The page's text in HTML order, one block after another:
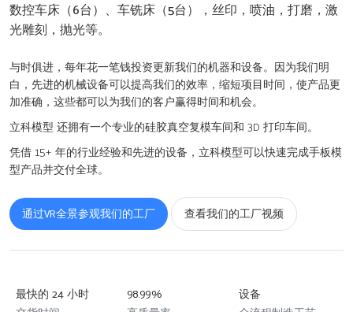
数控车床（6台）、车铣床（5台），丝印，喷油，打磨，激
光雕刻，抛光等。
与时俱进，每年花一笔钱投资更新我们的机器和设备。因为我们明
白，先进的机械设备可以提高我们的效率，缩短项目时间，使产品更
加准确，这些都可以为我们的客户赢得时间和机会。
立科模型 还拥有一个专业的硅胶真空复模车间和 3D 打印车间。
凭借 15+ 年的行业经验和先进的设备，立科模型可以快速完成手板模
型产品并交付全球。
通过VR全景参观我们的工厂 查看我们的工厂视频
最快的 24 小时
98.99%
设备